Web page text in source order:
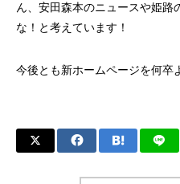
ん、安田森本のニュースや姫路
な！と考えています！
今後とも新ホームページを何卒